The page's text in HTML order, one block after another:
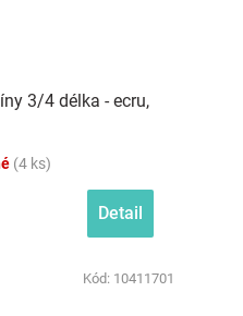
3/4 délka - ecru,
(4 ks)
Detail
Kód: 10411701